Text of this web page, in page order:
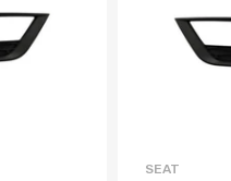
SEAT